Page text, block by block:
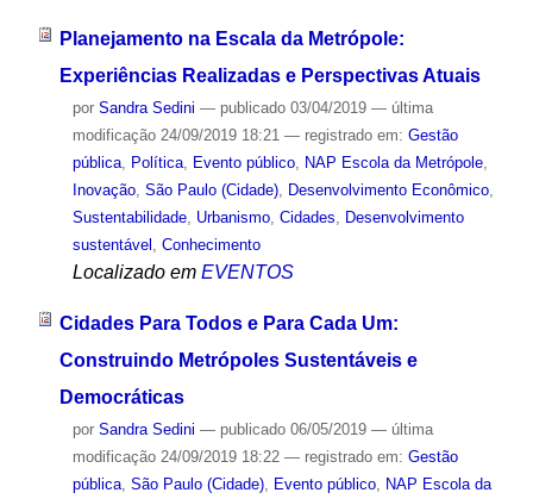
Planejamento na Escala da Metrópole:
Experiências Realizadas e Perspectivas Atuais
por Sandra Sedini — publicado03/04/2019 — última
modificação24/09/2019 18:21 — registrado em: Gestão
pública, Política, Evento público, NAP Escola da Metrópole,
Inovação, São Paulo (Cidade), Desenvolvimento Econômico,
Sustentabilidade, Urbanismo, Cidades, Desenvolvimento
sustentável , Conhecimento
Localizado em EVENTOS
Cidades Para Todos e Para Cada Um:
Construindo Metrópoles Sustentáveis e
Democráticas
por Sandra Sedini — publicado06/05/2019 — última
modificação24/09/2019 18:22 — registrado em: Gestão
pública, São Paulo (Cidade), Evento público, NAP Escola da